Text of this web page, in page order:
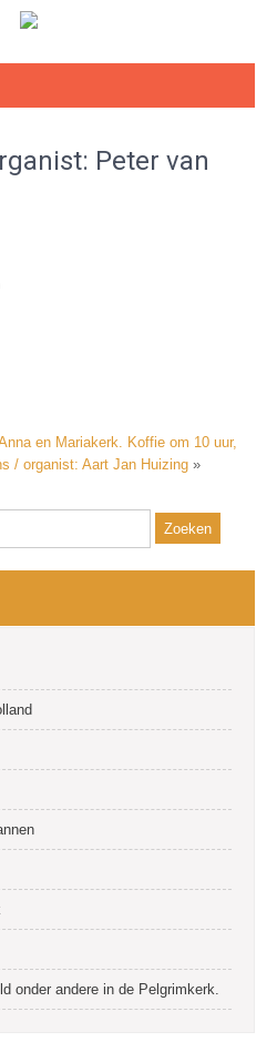
Peter van
en Mariakerk. Koffie om 10 uur,
/ organist: Aart Jan Huizing »
onder andere in de Pelgrimkerk.